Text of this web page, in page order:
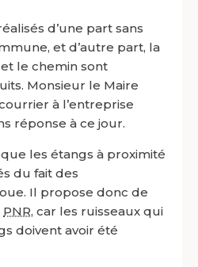
d’une part sans
et d’autre part, la
le chemin sont
Monsieur le Maire
à l’entreprise
réponse à ce jour.
les étangs à proximité
du fait des
Il propose donc de
PNR, car les ruisseaux qui
doivent avoir été